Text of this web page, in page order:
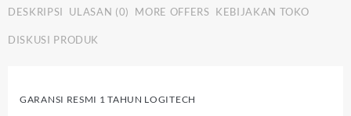
DESKRIPSI ULASAN (0) MORE OFFERS KEBIJAKAN TOKO
DISKUSI PRODUK
GARANSI RESMI 1 TAHUN LOGITECH